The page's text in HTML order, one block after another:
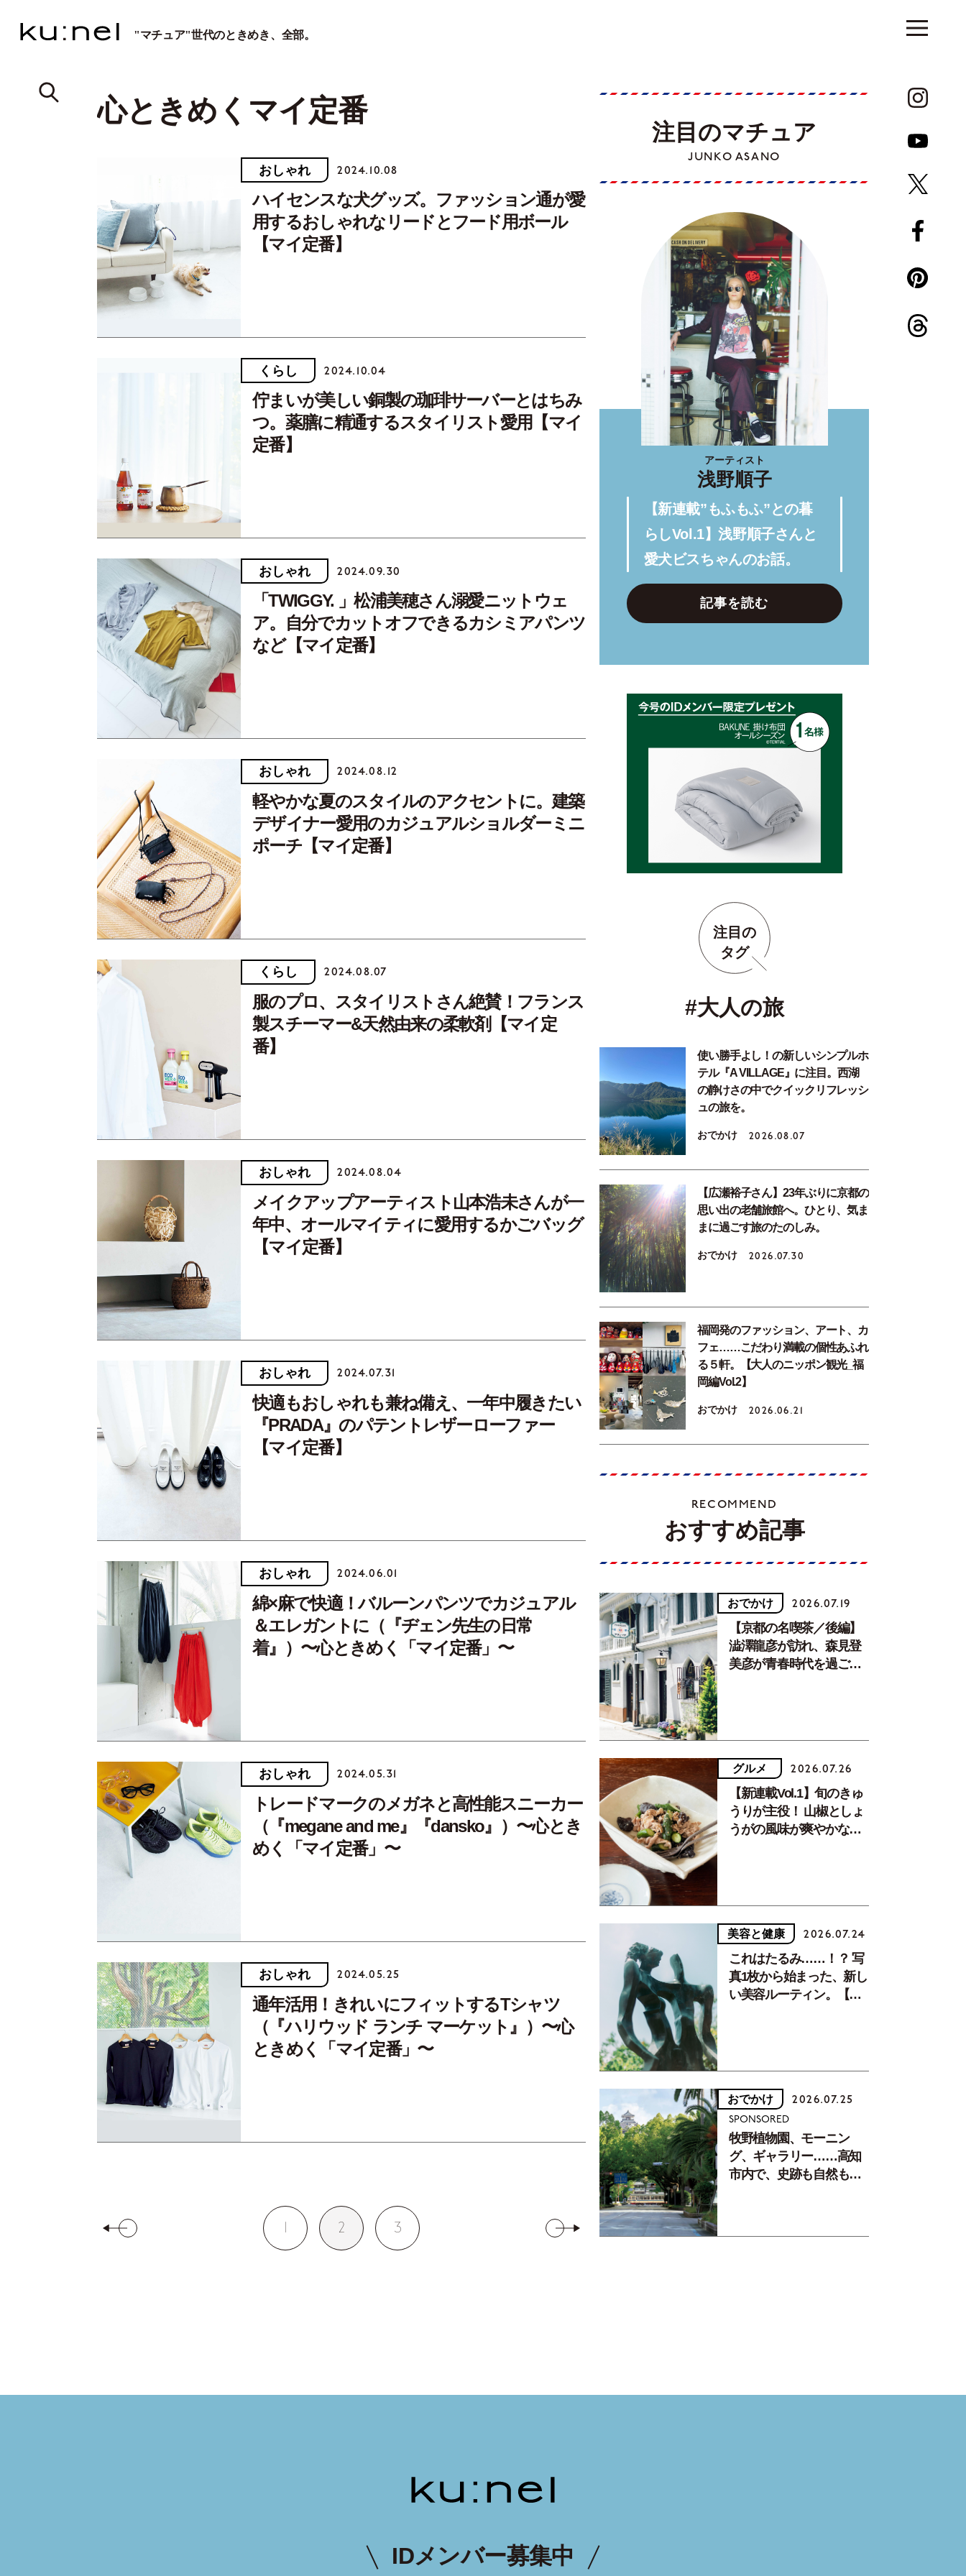
"マチュア"世代のときめき、全部。
心ときめくマイ定番
おしゃれ 2024.10.08
ハイセンスな犬グッズ。ファッション通が愛
用するおしゃれなリードとフード用ボール
【マイ定番】
くらし 2024.10.04
佇まいが美しい銅製の珈琲サーバーとはちみ
つ。薬膳に精通するスタイリスト愛用【マイ
定番】
おしゃれ 2024.09.30
「TWIGGY. 」松浦美穂さん溺愛ニットウェ
ア。自分でカットオフできるカシミアパンツ
など【マイ定番】
おしゃれ 2024.08.12
軽やかな夏のスタイルのアクセントに。建築
デザイナー愛用のカジュアルショルダーミニ
ポーチ【マイ定番】
くらし 2024.08.07
服のプロ、スタイリストさん絶賛！フランス
製スチーマー&天然由来の柔軟剤【マイ定
番】
おしゃれ 2024.08.04
メイクアップアーティスト山本浩未さんが一
年中、オールマイティに愛用するかごバッグ
【マイ定番】
おしゃれ 2024.07.31
快適もおしゃれも兼ね備え、一年中履きたい
『PRADA』のパテントレザーローファー
【マイ定番】
おしゃれ 2024.06.01
綿×麻で快適！バルーンパンツでカジュアル
＆エレガントに（『ヂェン先生の日常
着』）〜心ときめく「マイ定番」〜
おしゃれ 2024.05.31
トレードマークのメガネと高性能スニーカー
（『megane and me』『dansko』）〜心とき
めく「マイ定番」〜
おしゃれ 2024.05.25
通年活用！きれいにフィットするTシャツ
（『ハリウッド ランチ マーケット』）〜心
ときめく「マイ定番」〜
2 3
注目のマチュア
JUNKO ASANO
アーティスト
浅野順子
【新連載”もふもふ”との暮
らしVol.1】浅野順子さんと
愛犬ビスちゃんのお話。
記事を読む
注目の
タグ
#大人の旅
使い勝手よし！の新しいシンプルホ
テル『A VILLAGE』に注目。西湖
の静けさの中でクイックリフレッシ
ュの旅を。
おでかけ 2026.08.07
【広瀬裕子さん】23年ぶりに京都の
思い出の老舗旅館へ。ひとり、気ま
まに過ごす旅のたのしみ。
おでかけ 2026.07.30
福岡発のファッション、アート、カ
フェ……こだわり満載の個性あふれ
る５軒。【大人のニッポン観光_福
岡編Vol.2】
おでかけ 2026.06.21
RECOMMEND
おすすめ記事
おでかけ 2026.07.19
【京都の名喫茶／後編】
澁澤龍彦が訪れ、森見登
美彦が青春時代を過ごし
グルメ 2026.07.26
【新連載Vol.1】旬のきゅ
うりが主役！ 山椒としょ
うがの風味が爽やかな、
美容と健康 2026.07.24
これはたるみ……！？ 写
真1枚から始まった、新し
い美容ルーティン。【中
おでかけ 2026.07.25
SPONSORED
牧野植物園、モーニン
グ、ギャラリー……高知
市内で、史跡も自然もグ
IDメンバー募集中